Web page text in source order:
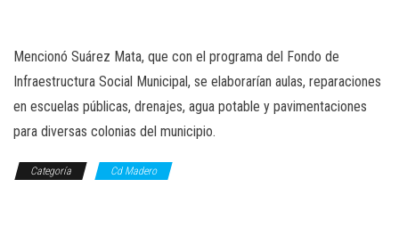
Mencionó Suárez Mata, que con el programa del Fondo de
Infraestructura Social Municipal, se elaborarían aulas, reparaciones
en escuelas públicas, drenajes, agua potable y pavimentaciones
para diversas colonias del municipio.
Categoría Cd Madero